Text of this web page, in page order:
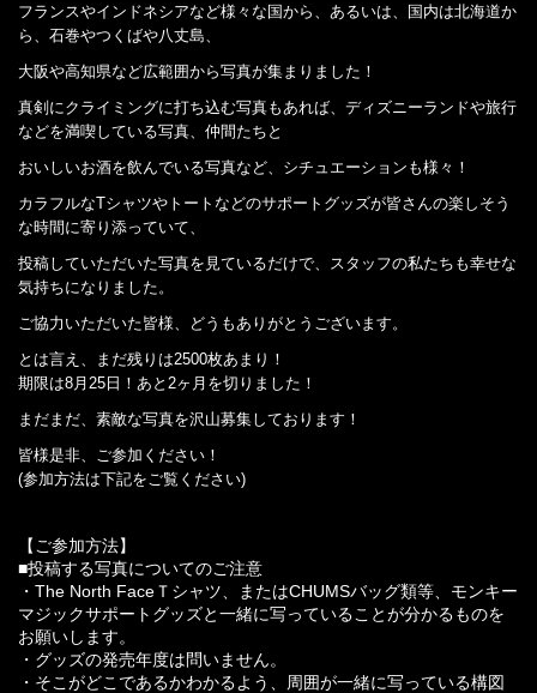
フランスやインドネシアなど様々な国から、あるいは、国内は北海道か
ら、石巻やつくばや八丈島、
大阪や高知県など広範囲から写真が集まりました！
真剣にクライミングに打ち込む写真もあれば、ディズニーランドや旅行
などを満喫している写真、仲間たちと
おいしいお酒を飲んでいる写真など、シチュエーションも様々！
カラフルなTシャツやトートなどのサポートグッズが皆さんの楽しそう
な時間に寄り添っていて、
投稿していただいた写真を見ているだけで、スタッフの私たちも幸せな
気持ちになりました。
ご協力いただいた皆様、どうもありがとうございます。
とは言え、まだ残りは2500枚あまり！
期限は8月25日！あと2ヶ月を切りました！
まだまだ、素敵な写真を沢山募集しております！
皆様是非、ご参加ください！
(参加方法は下記をご覧ください)
【ご参加方法】
■投稿する写真についてのご注意
・The North FaceＴシャツ、またはCHUMSバッグ類等、モンキー
マジックサポートグッズと一緒に写っていることが分かるものを
お願いします。
・グッズの発売年度は問いません。
・そこがどこであるかわかるよう、周囲が一緒に写っている構図